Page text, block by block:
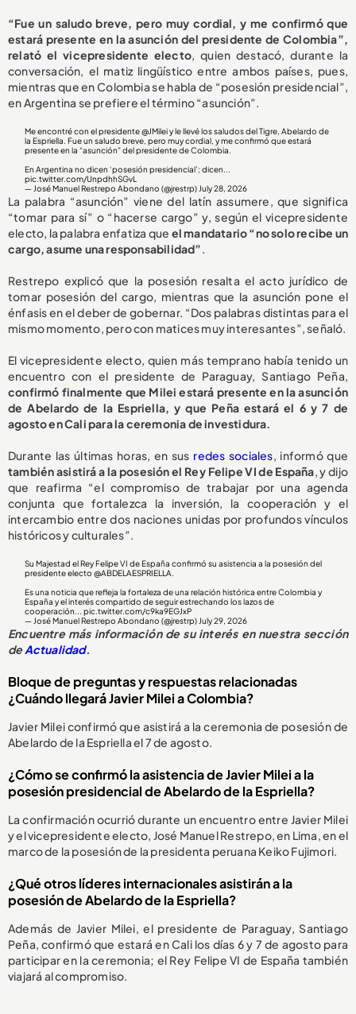
“Fue un saludo breve, pero muy cordial, y me confirmó que
estará presente en la asunción del presidente de Colombia”,
relató el vicepresidente electo, quien destacó, durante la
conversación, el matiz lingüístico entre ambos países, pues,
mientras que en Colombia se habla de “posesión presidencial”,
en Argentina se prefiere el término “asunción”.
Me encontré con el presidente@JMileiy le llevé los saludos del Tigre, Abelardo de
la Espriella. Fue un saludo breve, pero muy cordial, y me confirmó que estará
presente en la “asunción” del presidente de Colombia.
En Argentina no dicen ‘posesión presidencial’; dicen...
pic.twitter.com/UnpdhhSGvL
— José Manuel Restrepo Abondano (@jrestrp) July 28, 2026
La palabra “asunción” viene del latín assumere, que significa
“tomar para sí” o “hacerse cargo” y, según el vicepresidente
electo, la palabra enfatiza que el mandatario “no solo recibe un
cargo, asume una responsabilidad”.
Restrepo explicó que la posesión resalta el acto jurídico de
tomar posesión del cargo, mientras que la asunción pone el
énfasis en el deber de gobernar. “Dos palabras distintas para el
mismo momento, pero con matices muy interesantes”, señaló.
El vicepresidente electo, quien más temprano había tenido un
encuentro con el presidente de Paraguay, Santiago Peña,
confirmó finalmente que Milei estará presente en la asunción
de Abelardo de la Espriella, y que Peña estará el 6 y 7 de
agosto en Cali para la ceremonia de investidura.
Durante las últimas horas, en sus redes sociales, informó que
también asistirá a la posesión el Rey Felipe VI de España, y dijo
que reafirma “el compromiso de trabajar por una agenda
conjunta que fortalezca la inversión, la cooperación y el
intercambio entre dos naciones unidas por profundos vínculos
históricos y culturales”.
Su Majestad el Rey Felipe VI de España confirmó su asistencia a la posesión del
presidente electo@ABDELAESPRIELLA
Es una noticia que refleja la fortaleza de una relación histórica entre Colombia y
España y el interés compartido de seguir estrechando los lazos de
cooperación...pic.twitter.com/c9ka9EGJxP
— José Manuel Restrepo Abondano (@jrestrp) July 29, 2026
Encuentre más información de su interés en nuestra sección
deActualidad.
Bloque de preguntas y respuestas relacionadas
¿Cuándo llegará Javier Milei a Colombia?
Javier Milei confirmó que asistirá a la ceremonia de posesión de
Abelardo de la Espriella el 7 de agosto.
¿Cómo se confirmó la asistencia de Javier Milei a la
posesión presidencial de Abelardo de la Espriella?
La confirmación ocurrió durante un encuentro entre Javier Milei
y el vicepresidente electo, José Manuel Restrepo, en Lima, en el
marco de la posesión de la presidenta peruana Keiko Fujimori.
¿Qué otros líderes internacionales asistirán a la
posesión de Abelardo de la Espriella?
Además de Javier Milei, el presidente de Paraguay, Santiago
Peña, confirmó que estará en Cali los días 6 y 7 de agosto para
participar en la ceremonia; el Rey Felipe VI de España también
viajará al compromiso.